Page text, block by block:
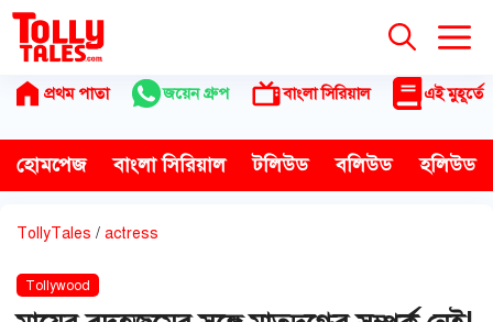
Skip
content
প্রথম পাতা জয়েন গ্রুপ বাংলা সিরিয়াল এই মুহূর্তে
হোমপেজ বাংলা সিরিয়াল টলিউড বলিউড হলিউড
TollyTales / actress
Tollywood